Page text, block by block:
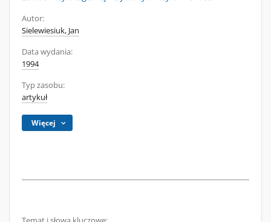
Autor:
Sielewiesiuk, Jan
Data wydania:
1994
Typ zasobu:
artykuł
Więcej